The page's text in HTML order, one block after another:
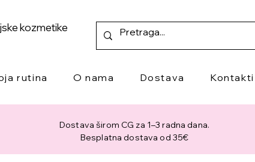
kozmetike
rutina O nama Dostava Kontakti
Dostava širom CG za 1–3 radna dana.
Besplatna dostava od 35€